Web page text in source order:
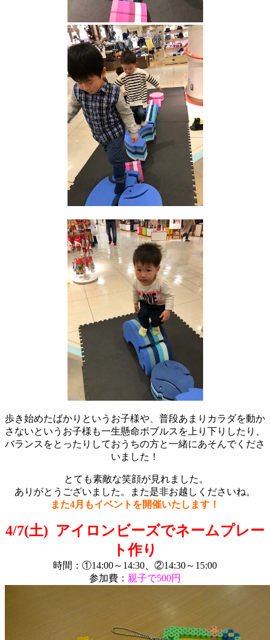
歩き始めたばかりというお子様や、普段あまりカラダを動か
さないというお子様も一生懸命ボブルスを上り下りしたり、
バランスをとったりしておうちの方と一緒にあそんでくださ
いました！
とても素敵な笑顔が見れました。
ありがとうございました。また是非お越しくださいね。
また4月もイベントを開催いたします！
4/7(土) アイロンビーズでネームプレー
ト作り
時間：①14:00～14:30、②14:30～15:00
参加費： 親子で500円